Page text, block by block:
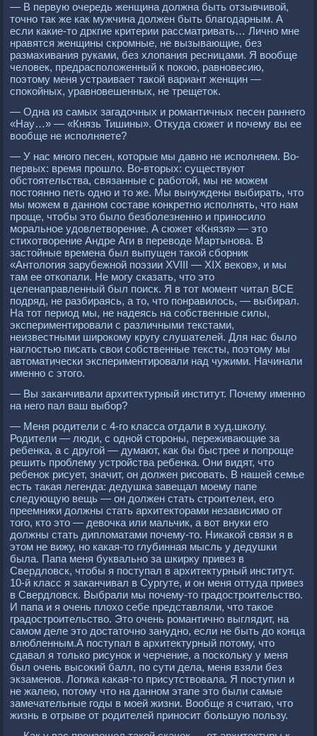
— В первую очередь женщина должна быть отзывчивой,
точно так же как мужчина должен быть благодарным. А
если какие-то дркгие критерии рассматривать… Лично мне
нравятся женщины скромные, не вызывающие, без
размахивания руками, без хлопания ресницами. Я вообще
человек, предрасположенный к покою, равновесию,
поэтому меня устраивает такой вариант женщин —
спокойных, уравновешенных, не трещеток.
— Одна из самых загадочных и романтичных песен раннего
«Нау…» — «Князь Тишины». Откуда сюжет и почему вы ее
вообще не исполняете?
— У нас много песен, которые мы давно не исполняем. Во-
первых: время прошло. Во-вторых: существуют
обстоятельства, связанные с работой, мы не можем
постоянно петь одно и то же. Мы вынуждены выбирать, что
мы можем в данном составе конкретно исполнять, что нам
проще, чтобы это было безболезненно и приносило
моральное удовлетворение. А сюжет «Князя» — это
стихотворение Андре Аги в переводе Мартынова. В
застойные времена был выпущен такой сборник
«Антология зарубежной поэзии ХVIII — XIX веков», и мы
там ее откопали. Не могу сказать, что это
целенаправленный был поиск. Я в тот момент читал ВСЕ
подряд, не разбираясь, а то, что понравилось, — выбирал.
На тот период мы, не надеясь на собственные силы,
экспериментировали с различными текстами,
неизвестными широкому кругу слушателей. Для нас было
наглостью писать свои собственные тексты, поэтому мы
автоматически экспериментировали над чужими. Начинали
именно с этого.
— Вы заканчивали архитектурный институт. Почему именно
на него пал ваш выбор?
— Меня родители с 4-го класса отдали в худ.школу.
Родители — люди, с одной стороны, переживающие за
ребенка, а с другой — думают, как бы быстрее и попроще
решить проблему устройства ребенка. Они видят, что
ребенок рисует, значит, он должен рисовать. В нашей семье
есть такая легенда: дедушка завещал моему папе
следующую вещь — он должен стать строителеи, его
преемники должны стать архитекторами независимо от
того, кто это — девочка или мальчик, а вот внуки его
должны стать дипломатами почему-то. Никакой связи я в
этом не вижу, но какая-то глубинная мысль у дедушки
была. Папа меня буквально за шкирку привез в
Свердловск, чтобы я поступал в архитектурный институт.
10-й класс я заканчивал в Сургуте, и он меня оттуда привез
в Свердловск. Выбрали мы почему-то градостроительство.
И папа и я очень плохо себе представляли, что такое
градостроительство. Это очень романтично выглядит, на
самом деле это достаточно занудно, если не быть до конца
влюбленным.А поступал в архитектурный потому, что
сдавал я только рисунок и черчение, а поскольку у меня
был очень высокий балл, по сути дела, меня взяли без
экзаменов. Логика какая-то присутствовала. Я поступил и
не жалею, потому что на данном этапе это были самые
замечательные годы в моей жизни. Вообще я считаю, что
жизнь в отрыве от родителей приносит большую пользу.